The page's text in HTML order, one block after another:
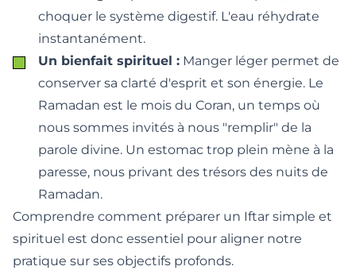
choquer le système digestif. L'eau réhydrate
instantanément.
Un bienfait spirituel : Manger léger permet de
conserver sa clarté d'esprit et son énergie. Le
Ramadan est le mois du Coran, un temps où
nous sommes invités à nous "remplir" de la
parole divine. Un estomac trop plein mène à la
paresse, nous privant des trésors des nuits de
Ramadan.
Comprendre comment préparer un Iftar simple et
spirituel est donc essentiel pour aligner notre
pratique sur ses objectifs profonds.